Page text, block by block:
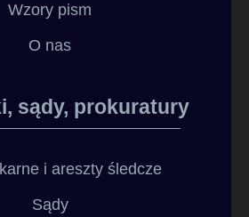
Wzory pism
O nas
sądy, prokuratury
i areszty śledcze
Sądy